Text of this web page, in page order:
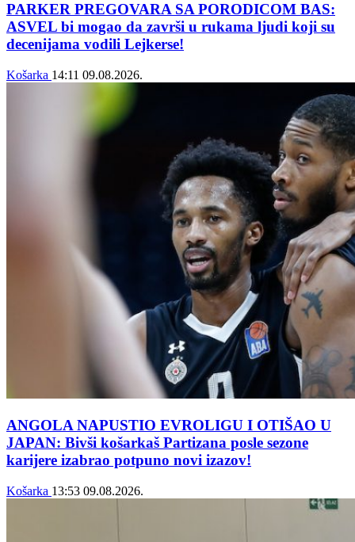
PARKER PREGOVARA SA PORODICOM BAS:
ASVEL bi mogao da završi u rukama ljudi koji su
decenijama vodili Lejkerse!
Košarka 14:11 09.08.2026.
ANGOLA NAPUSTIO EVROLIGU I OTIŠAO U
JAPAN: Bivši košarkaš Partizana posle sezone
karijere izabrao potpuno novi izazov!
Košarka 13:53 09.08.2026.